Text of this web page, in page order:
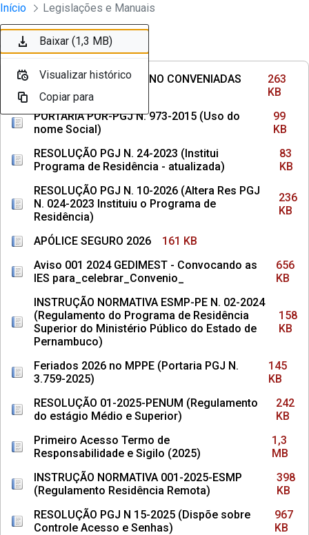
Pular para o Conteúdo principal
Divisão Minima - Escola Superior
Início Legislações e Manuais
Ordenar Filtro
INSTITUIÇÕES DE ENSINO CONVENIADAS
COM MPPE
263
KB
PORTARIA POR-PGJ N. 973-2015 (Uso do
nome Social)
99
KB
RESOLUÇÃO PGJ N. 24-2023 (Institui
Programa de Residência - atualizada)
83
KB
RESOLUÇÃO PGJ N. 10-2026 (Altera Res PGJ
N. 024-2023 Instituiu o Programa de
Residência)
236
KB
APÓLICE SEGURO 2026
161 KB
Aviso 001 2024 GEDIMEST - Convocando as
IES para_celebrar_Convenio_
656
KB
INSTRUÇÃO NORMATIVA ESMP-PE N. 02-2024
(Regulamento do Programa de Residência
Superior do Ministério Público do Estado de
Pernambuco)
158
KB
Feriados 2026 no MPPE (Portaria PGJ N.
3.759-2025)
145
KB
RESOLUÇÃO 01-2025-PENUM (Regulamento
do estágio Médio e Superior)
242
KB
Primeiro Acesso Termo de
Responsabilidade e Sigilo (2025)
1,3
MB
INSTRUÇÃO NORMATIVA 001-2025-ESMP
(Regulamento Residência Remota)
398
KB
RESOLUÇÃO PGJ N 15-2025 (Dispõe sobre
Controle Acesso e Senhas)
967
KB
Baixar (263 KB)
Visualizar histórico
Copiar para
Baixar (99 KB)
Visualizar histórico
Copiar para
Baixar (83 KB)
Visualizar histórico
Copiar para
Baixar (236 KB)
Visualizar histórico
Copiar para
Baixar (161 KB)
Visualizar histórico
Copiar para
Baixar (656 KB)
Visualizar histórico
Copiar para
Baixar (158 KB)
Visualizar histórico
Copiar para
Baixar (145 KB)
Visualizar histórico
Copiar para
Baixar (242 KB)
Visualizar histórico
Copiar para
Baixar (1,3 MB)
Visualizar histórico
Copiar para